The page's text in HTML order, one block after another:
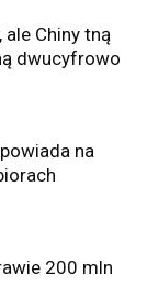
Chiny tną
dwucyfrowo
na
200 mln